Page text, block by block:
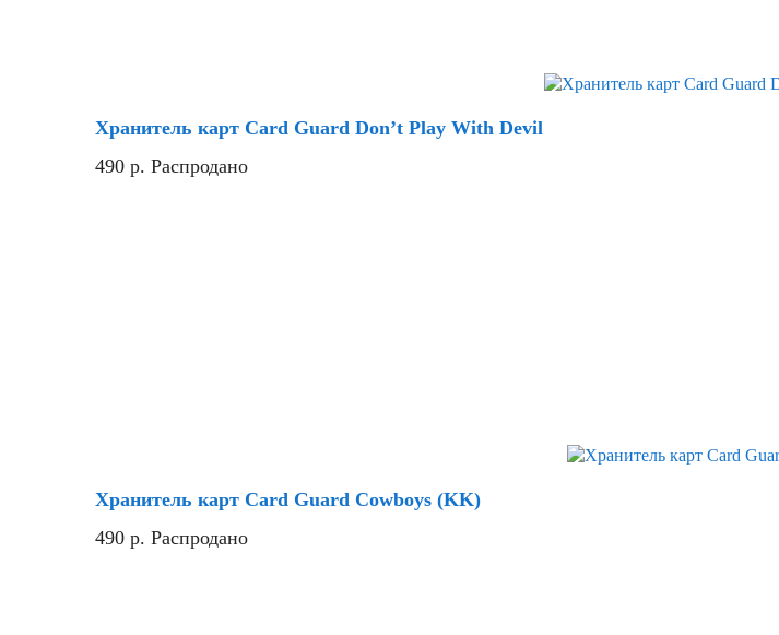
Хранитель карт Card Guard Don’t Play With Devil
490 р. Распродано
Хранитель карт Card Guard Cowboys (KK)
490 р. Распродано